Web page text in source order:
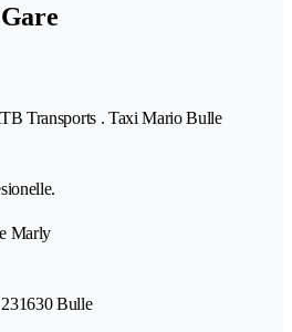
Transports . Taxi Mario Bulle
Marly
1630 Bulle